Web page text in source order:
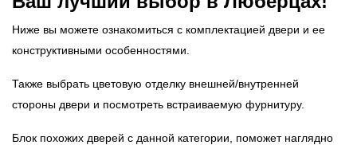
Ниже вы можете ознакомиться с комплектацией двери и ее
конструктивными особенностями.
Также выбрать цветовую отделку внешней/внутренней
стороны двери и посмотреть встраиваемую фурнитуру.
Блок похожих дверей с данной категории, поможет наглядно